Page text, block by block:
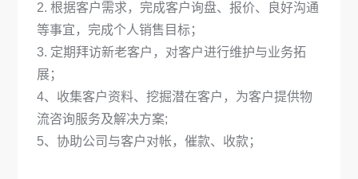
2. 根据客户需求，完成客户询盘、报价、良好沟通
等事宜，完成个人销售目标；
3. 定期拜访新老客户，对客户进行维护与业务拓
展；
4、收集客户资料、挖掘潜在客户，为客户提供物
流咨询服务及解决方案;
5、协助公司与客户对帐，催款、收款；